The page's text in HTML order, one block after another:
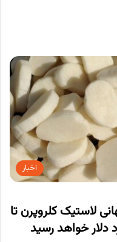
اخبار
لاستیک کلروپرن تا